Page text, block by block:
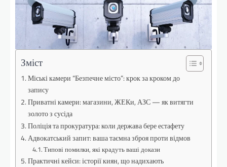
Зміст
Міські камери “Безпечне місто”: крок за кроком до
запису
Приватні камери: магазини, ЖЕКи, АЗС — як витягти
золото з сусіда
Поліція та прокуратура: коли держава бере естафету
Адвокатський запит: ваша таємна зброя проти відмов
Типові помилки, які крадуть ваші докази
Практичні кейси: історії киян, що надихають